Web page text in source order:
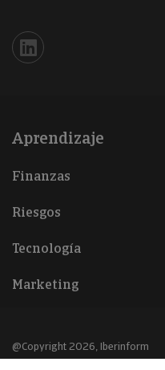
Iberinform en Linkedin
Aprendizaje
Finanzas
Riesgos
Tecnología
Marketing
@Copyright 2026, Iberinform